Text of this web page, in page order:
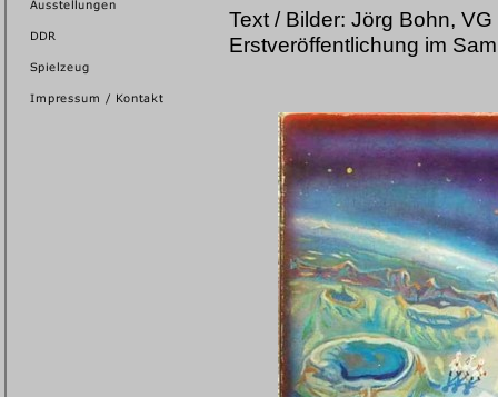
Text / Bilder: Jörg Bohn,
Erstveröffentlichung im